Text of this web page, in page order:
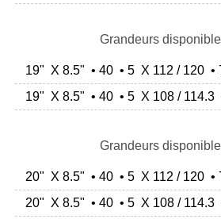
Grandeurs
19" X 8.5" • 40 • 5 X 112 / 120 •
19" X 8.5" • 40 • 5 X 108 / 114.3
Grandeurs
20" X 8.5" • 40 • 5 X 112 / 120 •
20" X 8.5" • 40 • 5 X 108 / 114.3